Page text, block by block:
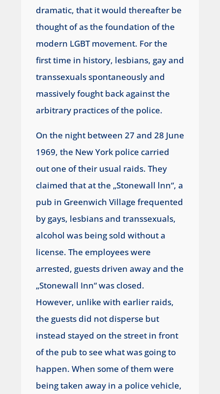
dramatic, that it would thereafter be
thought of as the foundation of the
modern LGBT movement. For the
first time in history, lesbians, gay and
transsexuals spontaneously and
massively fought back against the
arbitrary practices of the police.
On the night between 27 and 28 June
1969, the New York police carried
out one of their usual raids. They
claimed that at the „Stonewall lnn“, a
pub in Greenwich Village frequented
by gays, lesbians and transsexuals,
alcohol was being sold without a
license. The employees were
arrested, guests driven away and the
„Stonewall Inn“ was closed.
However, unlike with earlier raids,
the guests did not disperse but
instead stayed on the street in front
of the pub to see what was going to
happen. When some of them were
being taken away in a police vehicle,